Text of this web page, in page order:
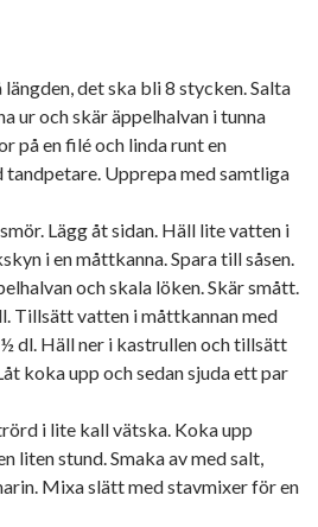
det ska bli 8 stycken. Salta
ur och skär äppelhalvan i tunna
på en filé och linda runt en
tandpetare. Upprepa med samtliga
Lägg åt sidan. Häll lite vatten i
i en måttkanna. Spara till såsen.
och skala löken. Skär smått.
Tillsätt vatten i måttkannan med
dl. Häll ner i kastrullen och tillsätt
koka upp och sedan sjuda ett par
i lite kall vätska. Koka upp
liten stund. Smaka av med salt,
Mixa slätt med stavmixer för en